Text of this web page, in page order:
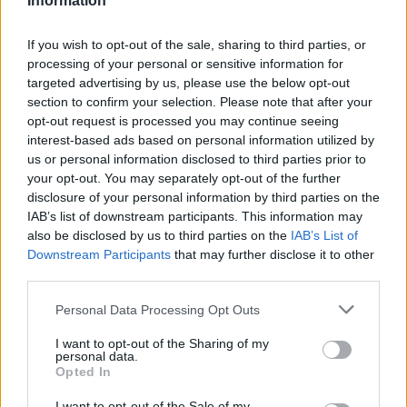
If you wish to opt-out of the sale, sharing to third parties, or
processing of your personal or sensitive information for
targeted advertising by us, please use the below opt-out
section to confirm your selection. Please note that after your
opt-out request is processed you may continue seeing
interest-based ads based on personal information utilized by
us or personal information disclosed to third parties prior to
your opt-out. You may separately opt-out of the further
disclosure of your personal information by third parties on the
IAB’s list of downstream participants. This information may
also be disclosed by us to third parties on the IAB’s List of
Downstream Participants that may further disclose it to other
Please note that this website/app uses one or more Google
not limited to your visit or usage behaviour. You may click to
grant or deny consent to Google and its third-party tags to
use your data for below specified purposes in below Google
consent section.
Personal Data Processing Opt Outs
I want to opt-out of the Sharing of my
personal data.
Opted In
a budapesti testnevelési főiskolán szeretne
tovább tanulni sportmenedzseri szakon. Az
ajándékként kapott egyiptomi utat a
szüleinek szeretné felajánlani, ha ebbe a
jutalmazó Duna Televízió beleegyezik -
mondta. Hozzátette: ha ez nem lehetséges,
akkor hárman szeretnének utazni, egyikük
után befizetve a költségeket. Ő már volt
Egyiptomban - jegyezte meg.
Nem csak szép, de "jó gyerek" is - mondta a
szépségkirálynőről édesanyja, Farkasné Sári
Viktória.
Bóka István, Balatonfüred polgármestere az
MTI-nek azt hangsúlyozta, hogy igen pozitív